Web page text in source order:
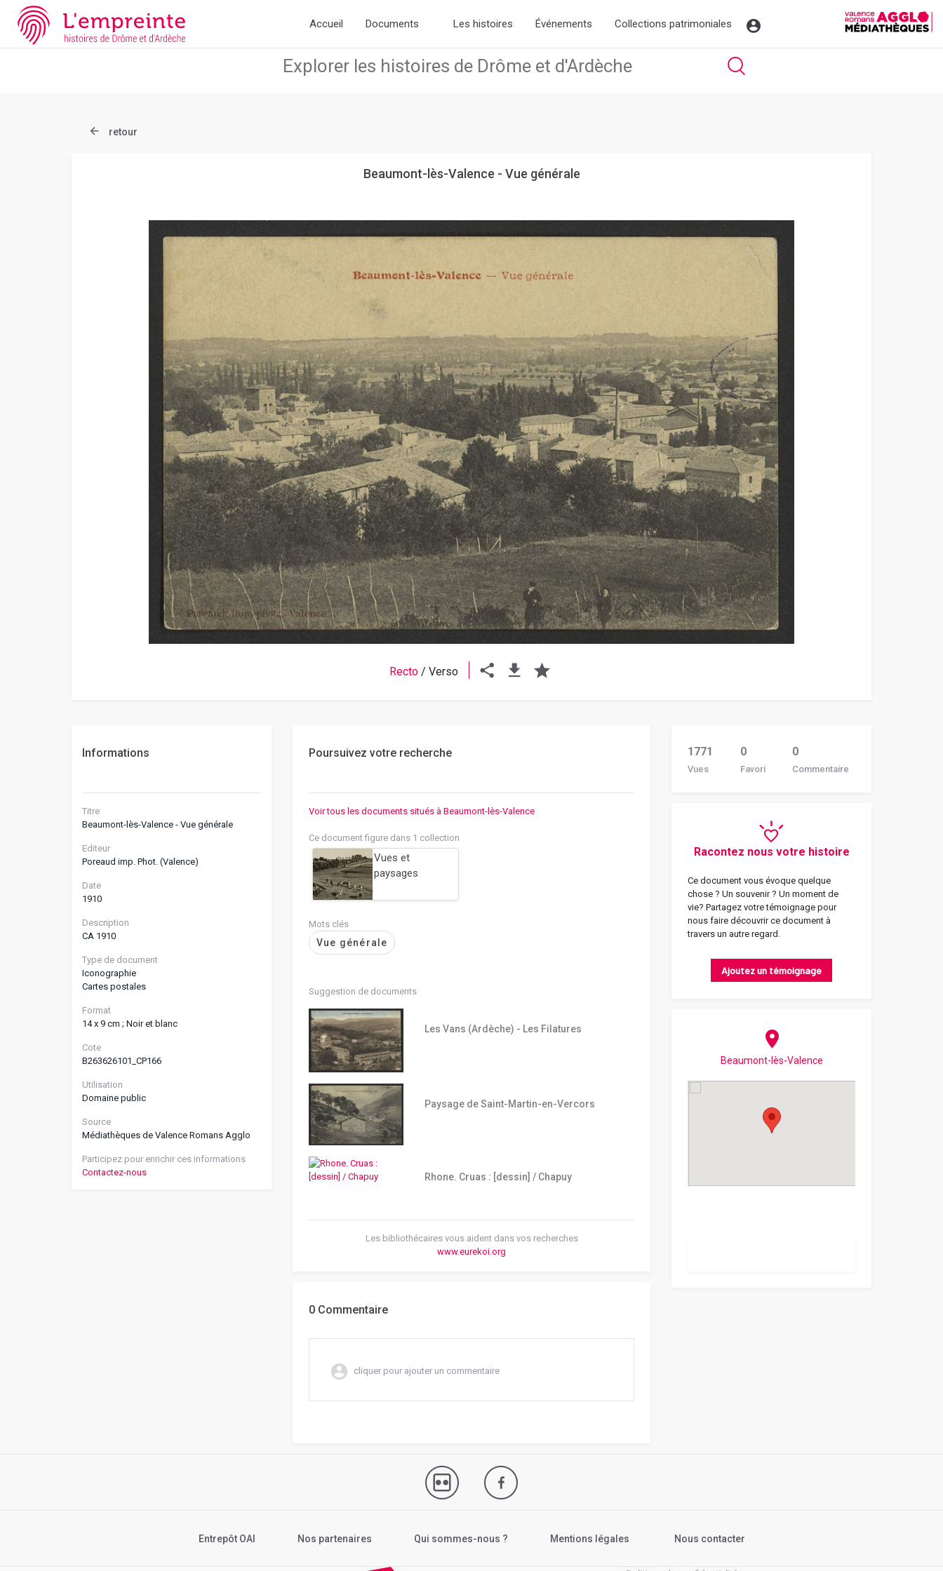
Array ( [slug] => document [ref] => B263626101_CP166 )
Accueil Documents Les histoires Événements Collections patrimoniales
retour
Beaumont-lès-Valence - Vue générale
Recto/ Verso
Informations
Titre
Beaumont-lès-Valence - Vue générale
Editeur
Poreaud imp. Phot. (Valence)
Date
1910
Description
CA 1910
Type de document
Iconographie
Cartes postales
Format
14 x 9 cm ; Noir et blanc
Cote
B263626101_CP166
Utilisation
Domaine public
Source
Médiathèques de Valence Romans Agglo
Participez pour enrichir ces informations
Contactez-nous
Poursuivez votre recherche
Voir tous les documents situés à Beaumont-lès-Valence
Ce document figure dans 1 collection
Vues et
paysages
Mots clés
Vue générale
Suggestion de documents
Les Vans (Ardèche) - Les Filatures
Paysage de Saint-Martin-en-Vercors
Rhone. Cruas : [dessin] / Chapuy
Les bibliothécaires vous aident dans vos recherches
www.eurekoi.org
0 Commentaire
cliquer pour ajouter un commentaire
1771
Vues
0
Favori
0
Commentaire
Racontez nous votre histoire
Ce document vous évoque quelque
chose ? Un souvenir ? Un moment de
vie? Partagez votre témoignage pour
nous faire découvrir ce document à
travers un autre regard.
Ajoutez un témoignage
Beaumont-lès-Valence
Entrepôt OAI Nos partenaires Qui sommes-nous ? Mentions légales Nous contacter